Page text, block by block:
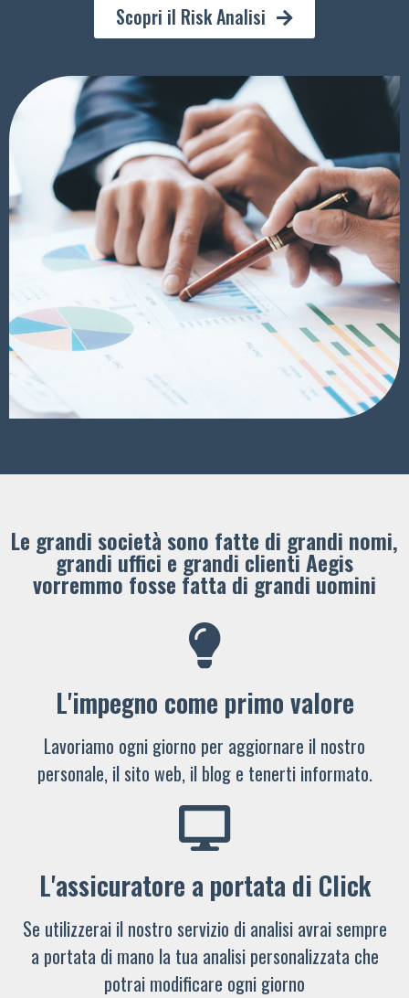
Scopri il Risk Analisi
Le grandi società sono fatte di grandi nomi,
grandi uffici e grandi clienti ​Aegis
vorremmo fosse fatta di grandi uomini
L'impegno come primo valore
Lavoriamo ogni giorno per aggiornare il nostro
personale, il sito web, il blog e tenerti informato.
L'assicuratore a portata di Click
Se utilizzerai il nostro servizio di analisi avrai sempre
a portata di mano la tua analisi personalizzata che
potrai modificare ogni giorno